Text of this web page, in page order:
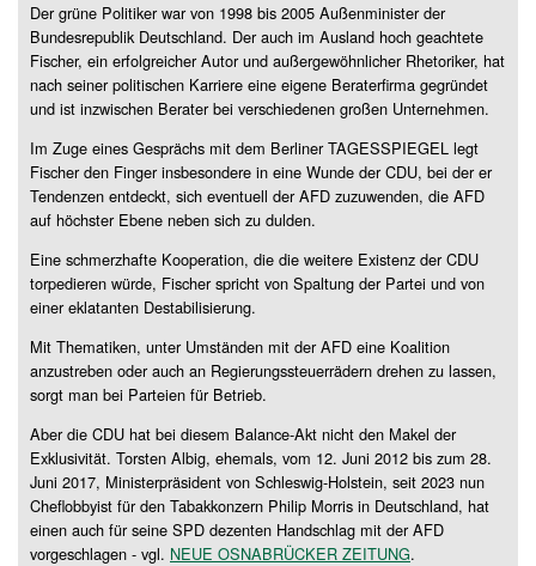
Der grüne Politiker war von 1998 bis 2005 Außenminister der
Bundesrepublik Deutschland. Der auch im Ausland hoch geachtete
Fischer, ein erfolgreicher Autor und außergewöhnlicher Rhetoriker, hat
nach seiner politischen Karriere eine eigene Beraterfirma gegründet
und ist inzwischen Berater bei verschiedenen großen Unternehmen.
Im Zuge eines Gesprächs mit dem Berliner TAGESSPIEGEL legt
Fischer den Finger insbesondere in eine Wunde der CDU, bei der er
Tendenzen entdeckt, sich eventuell der AFD zuzuwenden, die AFD
auf höchster Ebene neben sich zu dulden.
Eine schmerzhafte Kooperation, die die weitere Existenz der CDU
torpedieren würde, Fischer spricht von Spaltung der Partei und von
einer eklatanten Destabilisierung.
Mit Thematiken, unter Umständen mit der AFD eine Koalition
anzustreben oder auch an Regierungssteuerrädern drehen zu lassen,
sorgt man bei Parteien für Betrieb.
Aber die CDU hat bei diesem Balance-Akt nicht den Makel der
Exklusivität. Torsten Albig, ehemals, vom 12. Juni 2012 bis zum 28.
Juni 2017, Ministerpräsident von Schleswig-Holstein, seit 2023 nun
Cheflobbyist für den Tabakkonzern Philip Morris in Deutschland, hat
einen auch für seine SPD dezenten Handschlag mit der AFD
vorgeschlagen - vgl. NEUE OSNABRÜCKER ZEITUNG.